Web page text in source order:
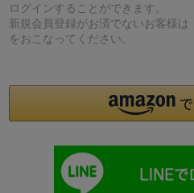
ログインすることができます。
新規会員登録がお済でないお客様
をおこなってください。